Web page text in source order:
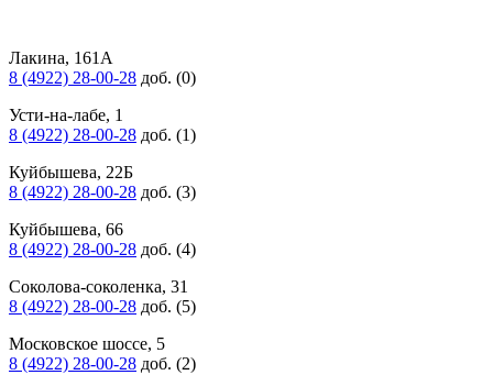
Лакина, 161А
8 (4922) 28-00-28 доб. (0)
Усти-на-лабе, 1
8 (4922) 28-00-28 доб. (1)
Куйбышева, 22Б
8 (4922) 28-00-28 доб. (3)
Куйбышева, 66
8 (4922) 28-00-28 доб. (4)
Соколова-соколенка, 31
8 (4922) 28-00-28 доб. (5)
Московское шоссе, 5
8 (4922) 28-00-28 доб. (2)